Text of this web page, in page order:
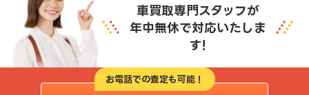
車買取専門スタッフが
年中無休で対応いたしま
す!
お電話での査定も可能！